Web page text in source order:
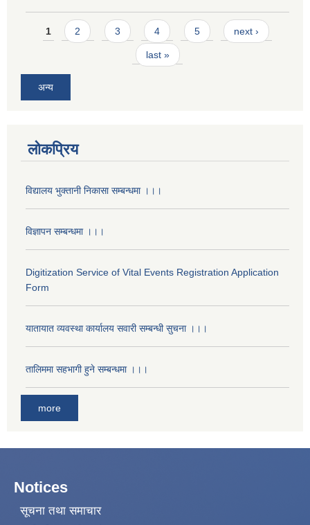
Pages
1 2 3 4 5 next ›
last »
अन्य
लोकप्रिय
विद्यालय भुक्तानी निकासा सम्बन्धमा ।।।
विज्ञापन सम्बन्धमा ।।।
Digitization Service of Vital Events Registration Application
Form
यातायात व्यवस्था कार्यालय सवारी सम्बन्धी सुचना ।।।
तालिममा सहभागी हुने सम्बन्धमा ।।।
more
Notices
सूचना तथा समाचार